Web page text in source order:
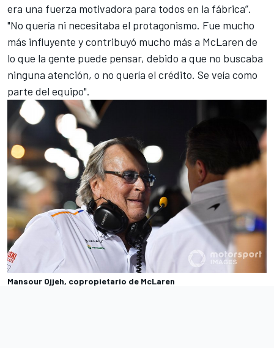
era una fuerza motivadora para todos en la fábrica”.
"No quería ni necesitaba el protagonismo. Fue mucho
más influyente y contribuyó mucho más a McLaren de
lo que la gente puede pensar, debido a que no buscaba
ninguna atención, o no quería el crédito. Se veía como
parte del equipo".
Mansour Ojjeh, copropietario de McLaren